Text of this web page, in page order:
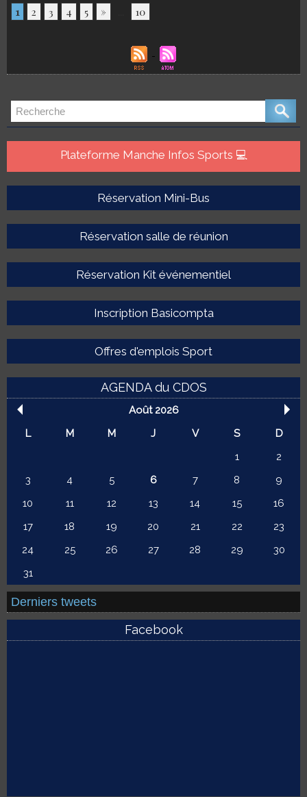
1 2 3 4 5 » 10
Plateforme Manche Infos Sports 💻
Réservation Mini-Bus
Réservation salle de réunion
Réservation Kit événementiel
Inscription Basicompta
Offres d'emplois Sport
AGENDA du CDOS
Août 2026
L
M M J V S
D
1
2
3
4 5 6 7 8
9
10
11 12 13 14 15
16
17
18 19 20 21 22
23
24
25 26 27 28 29
30
31
Derniers tweets
Facebook